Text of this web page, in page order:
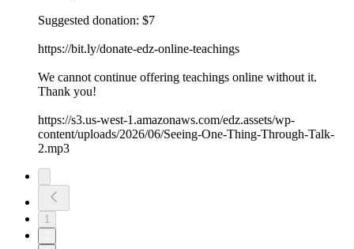
Suggested donation: $7
https://bit.ly/donate-edz-online-teachings
We cannot continue offering teachings online without it.
Thank you!
https://s3.us-west-1.amazonaws.com/edz.assets/wp-
content/uploads/2026/06/Seeing-One-Thing-Through-Talk-
2.mp3
1